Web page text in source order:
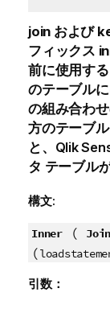
join および
フィックス
前に使用す
のテーブル
の組み合わ
方のテーブル
と、 Qlik
タ テーブル
構文:
Inner( Join
(
引数：